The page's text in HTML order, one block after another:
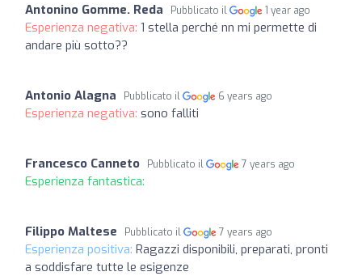
Antonino Gomme. Reda Pubblicato il 1 year ago
Esperienza negativa: 1 stella perché nn mi permette di
andare più sotto??
Antonio Alagna Pubblicato il 6 years ago
Esperienza negativa: sono falliti
Francesco Canneto Pubblicato il 7 years ago
Esperienza fantastica:
Filippo Maltese Pubblicato il 7 years ago
Esperienza positiva: Ragazzi disponibili, preparati, pronti
a soddisfare tutte le esigenze